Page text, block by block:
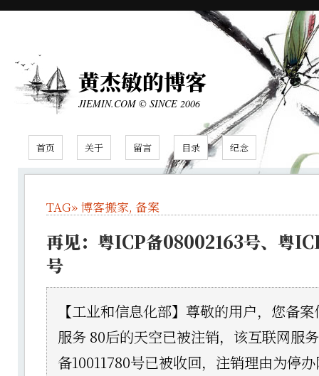
黄杰敏的博客
JIEMIN.COM © SINCE 2006
首页 关于 留言 目录 纪念
TAG» 博客搬家, 备案
再见：粤ICP备08002163号、粤
号
【工业和信息化部】尊敬的用户，您备
服务 80后的天空已被注销，该互联网服
备10011780号已被收回，注销理由为停